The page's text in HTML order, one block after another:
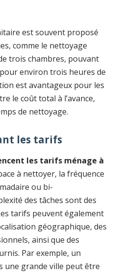
est souvent proposé
comme le nettoyage
trois chambres, pouvant
environ trois heures de
est avantageux pour les
le coût total à l’avance,
de nettoyage.
les tarifs
les tarifs ménage à
à nettoyer, la fréquence
ou bi-
des tâches sont des
tarifs peuvent également
géographique, des
ainsi que des
Par exemple, un
une grande ville peut être